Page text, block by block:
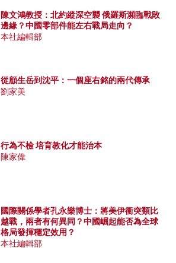
陳文鴻教授：北約縱深空襲 俄羅斯瀕臨戰敗
邊緣？中國零部件能左右戰局走向？
本社編輯部
從顧生岳到沈平：一個座右銘的兩代傳承
劉家美
行為不檢 培育教化才能治本
陳家偉
國際關係學者孔永樂博士：將美伊衝突類比
越戰，兩者有何異同？中國崛起能否為全球
格局發揮穩定效用？
本社編輯部